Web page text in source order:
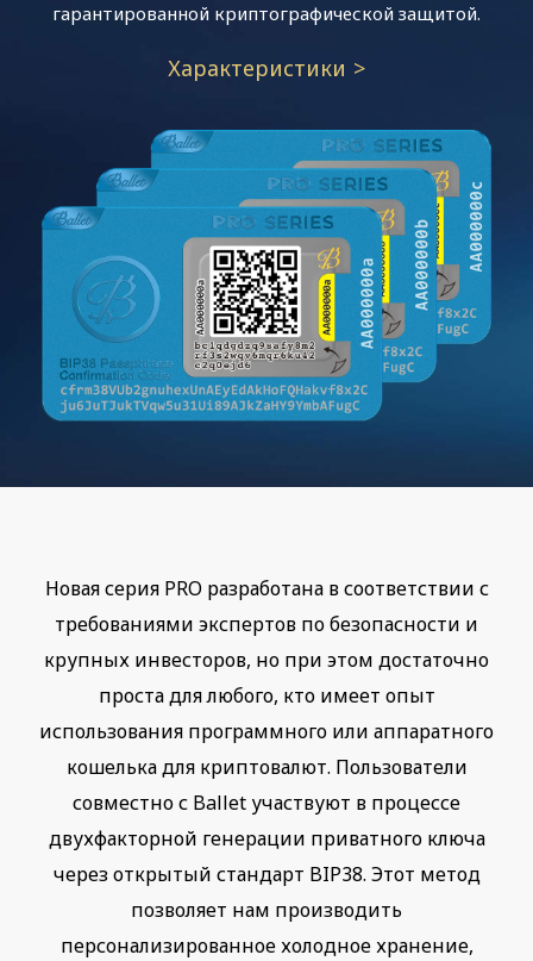
гарантированной криптографической защитой.
Характеристики
Новая серия PRO разработана в соответствии с
требованиями экспертов по безопасности и
крупных инвесторов, но при этом достаточно
проста для любого, кто имеет опыт
использования программного или аппаратного
кошелька для криптовалют. Пользователи
совместно с Ballet участвуют в процессе
двухфакторной генерации приватного ключа
через открытый стандарт BIP38. Этот метод
позволяет нам производить
персонализированное холодное хранение,